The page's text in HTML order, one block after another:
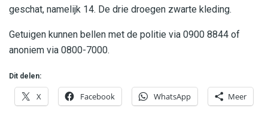
geschat, namelijk 14. De drie droegen zwarte kleding.
Getuigen kunnen bellen met de politie via 0900 8844 of
anoniem via 0800-7000.
Dit delen:
X Facebook WhatsApp Meer